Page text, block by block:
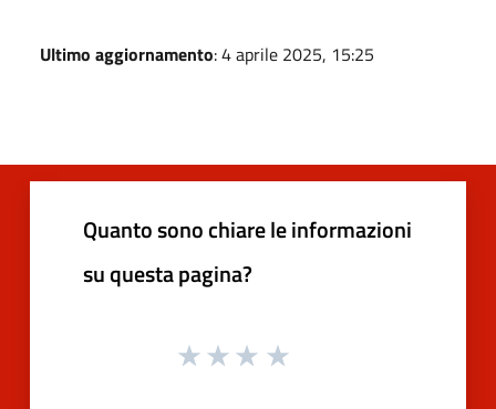
Ultimo aggiornamento: 4 aprile 2025, 15:25
Quanto sono chiare le informazioni
su questa pagina?